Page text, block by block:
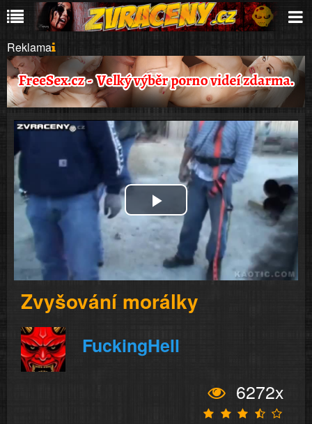
Reklama
Play
Video
Zvyšování morálky
FuckingHell
6272x